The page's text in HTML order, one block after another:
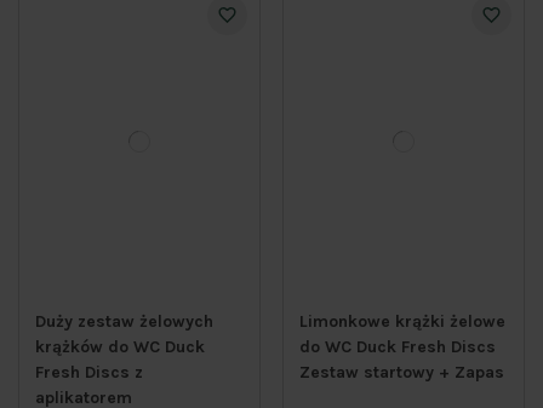
Duży zestaw żelowych
krążków do WC Duck
Fresh Discs z
aplikatorem
Limonkowe krążki żelowe
do WC Duck Fresh Discs
Zestaw startowy + Zapas